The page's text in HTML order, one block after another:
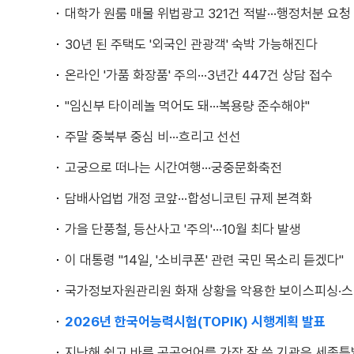
대학가 원룸 매물 위법광고 321건 적발···행정처분 요청
30년 된 주택도 '외국인 관광객' 숙박 가능해진다
온라인 '가품 화장품' 주의···3년간 447건 상담 접수
"임신부 타이레놀 먹어도 돼···복용량 준수해야"
주말 중북부 중심 비···흐리고 선선
고궁으로 떠나는 시간여행···궁중문화축전
담배사업법 개정 코앞···합성니코틴 규제 본격화
가을 단풍철, 등산사고 '주의'···10월 최다 발생
이 대통령 "14일, '소비쿠폰' 관련 국민 목소리 듣겠다"
국가정보자원관리원 화재 상황을 악용한 보이스피싱·
2026년 한국어능력시험(TOPIK) 시행계획 발표